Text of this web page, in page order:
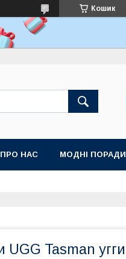
Кошик
ПРО НАС МОДНІ ПОРАДИ
Tasman угги